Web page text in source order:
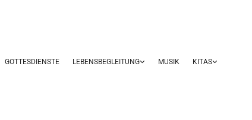
GOTTESDIENSTE LEBENSBEGLEITUNG MUSIK KITAS